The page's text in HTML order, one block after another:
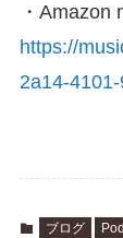
・Amazon
https://
2a14-
ブログ